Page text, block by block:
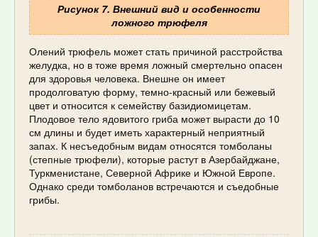
Рисунок 7. Внешний вид и особенности
ложного трюфеля
Олений трюфель может стать причиной расстройства
желудка, но в тоже время ложный смертельно опасен
для здоровья человека. Внешне он имеет
продолговатую форму, темно-красный или бежевый
цвет и относится к семейству базидиомицетам.
Плодовое тело ядовитого гриба может вырасти до 10
см длины и будет иметь характерный неприятный
запах. К несъедобным видам относятся томболаны
(степные трюфели), которые растут в Азербайджане,
Туркменистане, Северной Африке и Южной Европе.
Однако среди томболанов встречаются и съедобные
грибы.